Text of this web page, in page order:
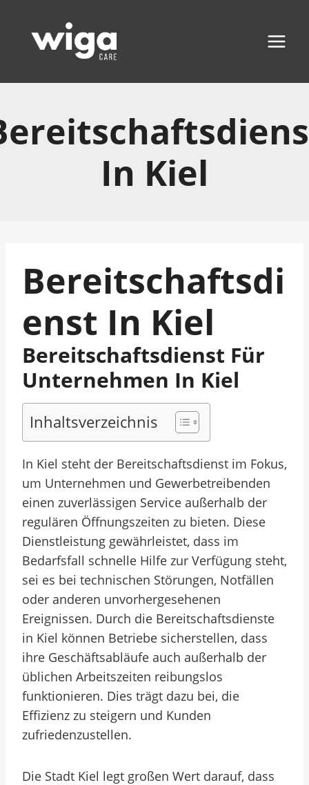
Inhalt
springen
In Kiel
Bereitschaftsdi
Enst In Kiel
Bereitschaftsdienst Für
Unternehmen In Kiel
Inhaltsverzeichnis
In Kiel steht der Bereitschaftsdienst im Fokus,
um Unternehmen und Gewerbetreibenden
einen zuverlässigen Service außerhalb der
regulären Öffnungszeiten zu bieten. Diese
Dienstleistung gewährleistet, dass im
Bedarfsfall schnelle Hilfe zur Verfügung steht,
sei es bei technischen Störungen, Notfällen
oder anderen unvorhergesehenen
Ereignissen. Durch die Bereitschaftsdienste
in Kiel können Betriebe sicherstellen, dass
ihre Geschäftsabläufe auch außerhalb der
üblichen Arbeitszeiten reibungslos
funktionieren. Dies trägt dazu bei, die
Effizienz zu steigern und Kunden
zufriedenzustellen.
Die Stadt Kiel legt großen Wert darauf, dass